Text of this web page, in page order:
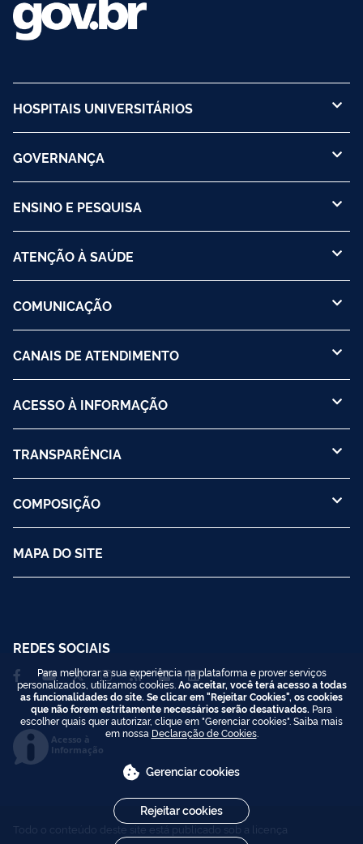
HOSPITAIS UNIVERSITÁRIOS
GOVERNANÇA
ENSINO E PESQUISA
ATENÇÃO À SAÚDE
COMUNICAÇÃO
CANAIS DE ATENDIMENTO
ACESSO À INFORMAÇÃO
TRANSPARÊNCIA
COMPOSIÇÃO
MAPA DO SITE
REDES SOCIAIS
Acesso à
Informação
Todo o conteúdo deste site está publicado sob a licença
Para melhorar a sua experiência na plataforma e prover serviços
personalizados, utilizamos cookies. Ao aceitar, você terá acesso a todas
as funcionalidades do site. Se clicar em "Rejeitar Cookies", os cookies
que não forem estritamente necessários serão desativados. Para
escolher quais quer autorizar, clique em "Gerenciar cookies". Saiba mais
em nossa Declaração de Cookies.
Gerenciar cookies
Rejeitar cookies